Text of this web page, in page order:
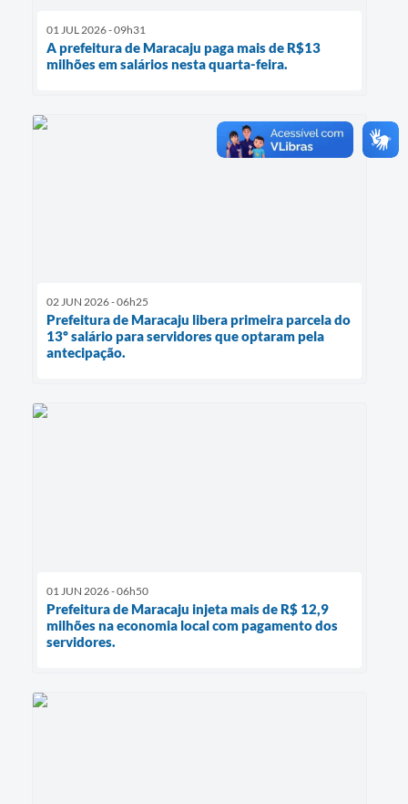
01 JUL 2026 - 09h31
A prefeitura de Maracaju paga mais de R$13
milhões em salários nesta quarta-feira.
02 JUN 2026 - 06h25
Prefeitura de Maracaju libera primeira parcela do
13º salário para servidores que optaram pela
antecipação.
01 JUN 2026 - 06h50
Prefeitura de Maracaju injeta mais de R$ 12,9
milhões na economia local com pagamento dos
servidores.